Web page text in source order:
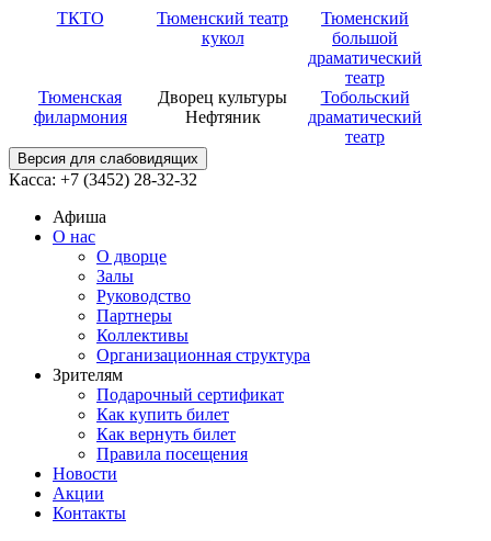
ТКТО
Тюменский театр
кукол
Тюменский
большой
драматический
театр
Тюменская
филармония
Дворец культуры
Нефтяник
Тобольский
драматический
театр
Версия для слабовидящих
Касса: +7 (3452) 28-32-32
Афиша
О нас
О дворце
Залы
Руководство
Партнеры
Коллективы
Организационная структура
Зрителям
Подарочный сертификат
Как купить билет
Как вернуть билет
Правила посещения
Новости
Акции
Контакты